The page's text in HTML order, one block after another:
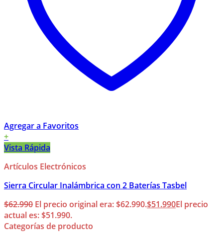
Agregar a Favoritos
+
Vista Rápida
Artículos Electrónicos
Sierra Circular Inalámbrica con 2 Baterías Tasbel
$62.990 El precio original era: $62.990.$51.990El precio
actual es: $51.990.
Categorías de producto